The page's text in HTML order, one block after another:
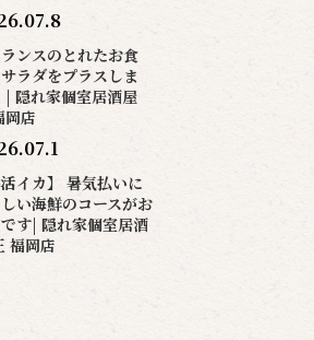
ンスのとれたお食
ラダをプラスしま
| 隠れ家個室居酒屋
岡店
活イカ】 暑気払いに
い海鮮のコースがお
す| 隠れ家個室居酒
福岡店